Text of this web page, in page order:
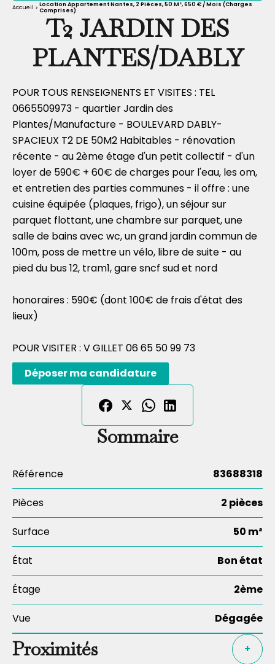
Accueil
Location Appartement Nantes, 2 Pièces, 50 M², 650 € / Mois (Charges
Comprises)
T2 JARDIN DES
PLANTES/DABLY
POUR TOUS RENSEIGNENTS ET VISITES : TEL
0665509973 - quartier Jardin des
Plantes/Manufacture - BOULEVARD DABLY-
SPACIEUX T2 DE 50M2 Habitables - rénovation
récente - au 2ème étage d'un petit collectif - d'un
loyer de 590€ + 60€ de charges pour l'eau, les om,
et entretien des parties communes - il offre : une
cuisine équipée (plaques, frigo), un séjour sur
parquet flottant, une chambre sur parquet, une
salle de bains avec wc, un grand jardin commun de
100m, poss de mettre un vélo, libre de suite - au
pied du bus 12, tram1, gare sncf sud et nord
honoraires : 590€ (dont 100€ de frais d'état des
lieux)
POUR VISITER : V GILLET 06 65 50 99 73
Déposer ma candidature
Sommaire
Référence 83688318
Pièces 2 pièces
Surface 50 m²
État Bon état
Étage 2ème
Vue Dégagée
Proximités +